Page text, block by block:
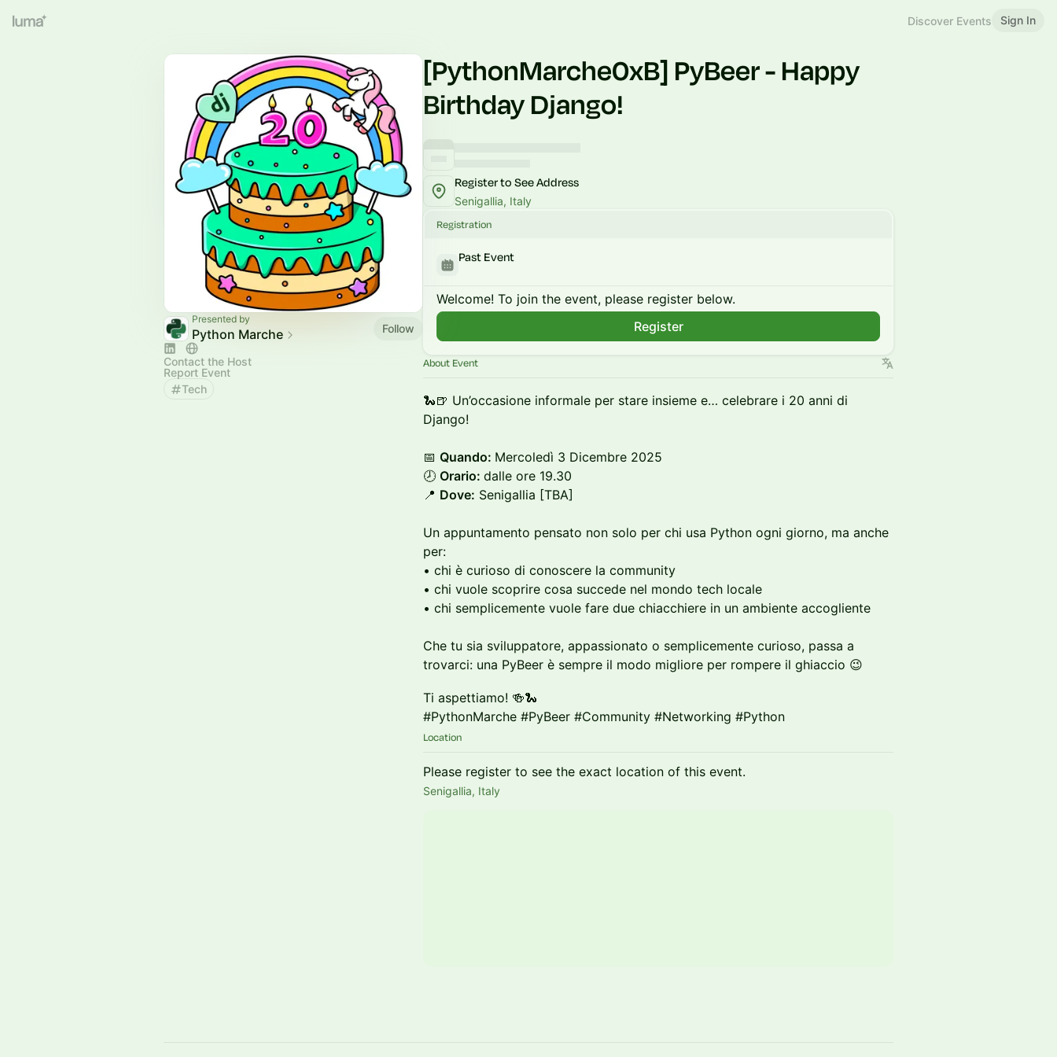
Discover Events Sign In
Presented by
Python Marche Follow
Contact the Host
Report Event
Tech
[PythonMarche0xB] PyBeer - Happy
Birthday Django!
Register to See Address
Senigallia, Italy
Registration
Past Event
Welcome! To join the event, please register below.
Register
About Event
🐍🍺 Un’occasione informale per stare insieme e… celebrare i 20 anni di
Django!
📅 Quando: Mercoledì 3 Dicembre 2025
🕗 Orario: dalle ore 19.30
📍 Dove: Senigallia [TBA]
Un appuntamento pensato non solo per chi usa Python ogni giorno, ma anche
per:
• chi è curioso di conoscere la community
• chi vuole scoprire cosa succede nel mondo tech locale
• chi semplicemente vuole fare due chiacchiere in un ambiente accogliente
Che tu sia sviluppatore, appassionato o semplicemente curioso, passa a
trovarci: una PyBeer è sempre il modo migliore per rompere il ghiaccio 😉
Ti aspettiamo! 🍻🐍
#PythonMarche #PyBeer #Community #Networking #Python
Location
Please register to see the exact location of this event.
Senigallia, Italy